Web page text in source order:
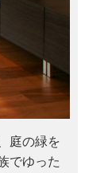
庭の緑を
でゆった